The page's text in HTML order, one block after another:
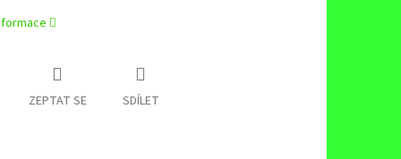
ZEPTAT SE SDÍLET